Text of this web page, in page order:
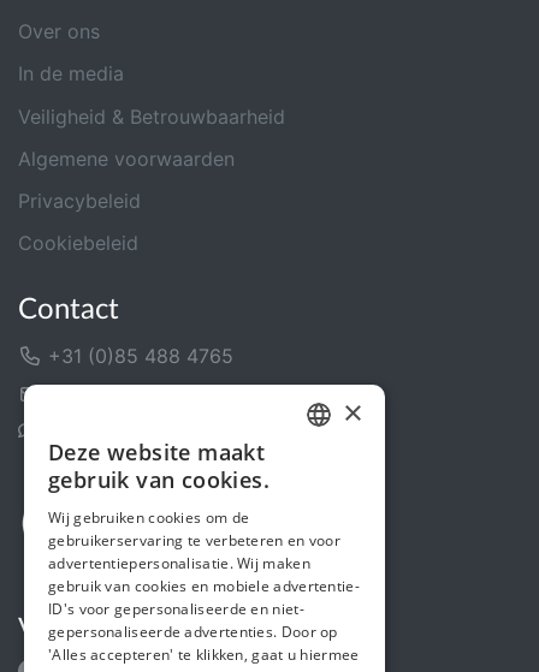
Over ons
In de media
Veiligheid & Betrouwbaarheid
Algemene voorwaarden
Privacybeleid
Cookiebeleid
Contact
+31 (0)85 488 4765
Volg ons
ENGLISH
×
Deze website maakt
gebruik van cookies.
Wij gebruiken cookies om de
gebruikerservaring te verbeteren en voor
advertentiepersonalisatie. Wij maken
gebruik van cookies en mobiele advertentie-
ID's voor gepersonaliseerde en niet-
gepersonaliseerde advertenties. Door op
'Alles accepteren' te klikken, gaat u hiermee